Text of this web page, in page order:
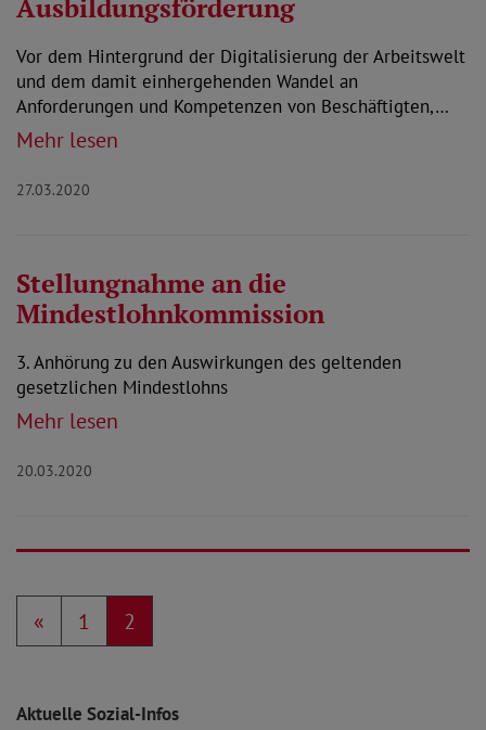
Ausbildungsförderung
Vor dem Hintergrund der Digitalisierung der Arbeitswelt
und dem damit einhergehenden Wandel an
Anforderungen und Kompetenzen von Beschäftigten,…
Mehr lesen
27.03.2020
Stellungnahme an die
Mindestlohnkommission
3. Anhörung zu den Auswirkungen des geltenden
gesetzlichen Mindestlohns
Mehr lesen
20.03.2020
« 1 2
Aktuelle Sozial-Infos